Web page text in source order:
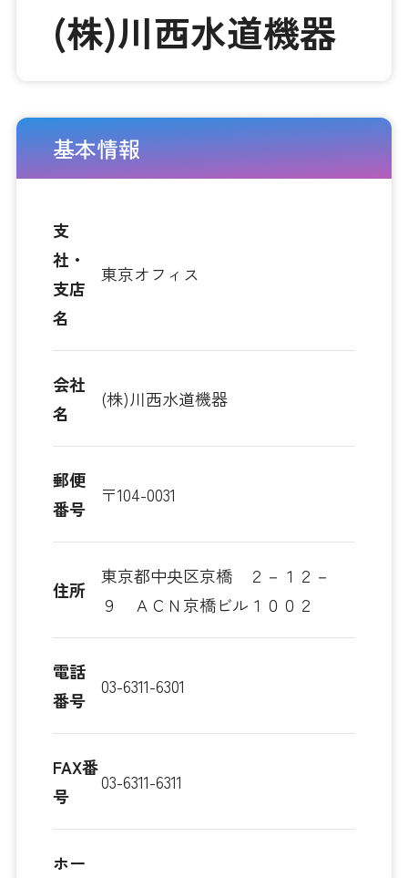
(株)川西水道機器
基本情報
支
社・
支店
名
東京オフィス
会社
名
(株)川西水道機器
郵便
番号
〒104-0031
住所
東京都中央区京橋 ２－１２－
９ ＡＣＮ京橋ビル１００２
電話
番号
03-6311-6301
FAX番
号
03-6311-6311
ホー